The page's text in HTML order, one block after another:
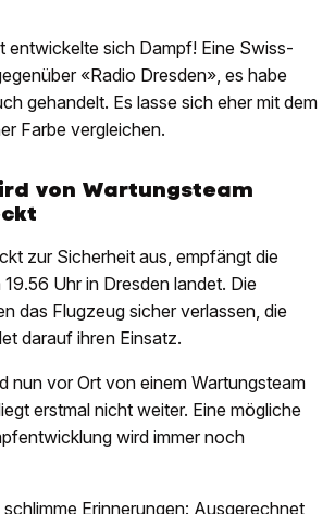
entwickelte sich Dampf! Eine Swiss-
«Radio Dresden», es habe
gehandelt. Es lasse sich eher mit dem
Farbe vergleichen.
von Wartungsteam
zur Sicherheit aus, empfängt die
Uhr in Dresden landet. Die
das Flugzeug sicher verlassen, die
darauf ihren Einsatz.
nun vor Ort von einem Wartungsteam
erstmal nicht weiter. Eine mögliche
wird immer noch
Erinnerungen: Ausgerechnet